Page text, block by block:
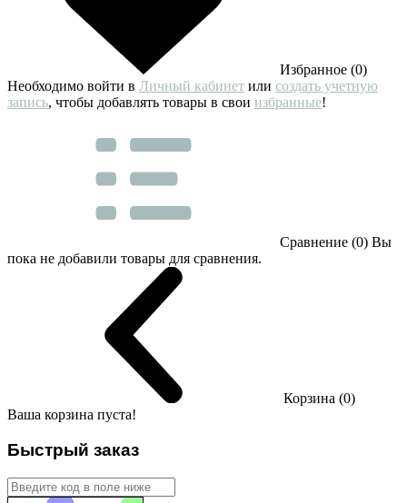
Избранное (0)
Необходимо войти в Личный кабинет или создать учетную
запись, чтобы добавлять товары в свои избранные!
Сравнение (0) Вы
пока не добавили товары для сравнения.
Корзина (0)
Ваша корзина пуста!
Быстрый заказ